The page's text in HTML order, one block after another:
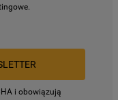
i obowiązują